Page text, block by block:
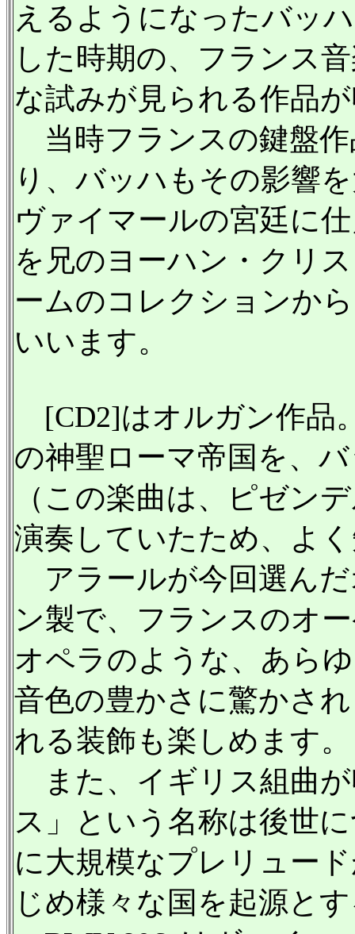
えるようになったバッ
した時期の、フランス
な試みが見られる作品
当時フランスの鍵盤
り、バッハもその影響
ヴァイマールの宮廷に
を兄のヨーハン・クリ
ームのコレクションか
いいます。
[CD2]はオルガン作品
の神聖ローマ帝国を、
（この楽曲は、ピゼン
演奏していたため、よ
アラールが今回選んだ
ン製で、フランスのオ
オペラのような、あら
音色の豊かさに驚かさ
れる装飾も楽しめます。
また、イギリス組曲
ス」という名称は後世
に大規模なプレリュー
じめ様々な国を起源と